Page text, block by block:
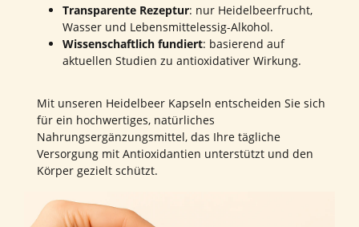
Transparente Rezeptur: nur Heidelbeerfrucht,
Wasser und Lebensmittelessig-Alkohol.
Wissenschaftlich fundiert: basierend auf
aktuellen Studien zu antioxidativer Wirkung.
Mit unseren Heidelbeer Kapseln entscheiden Sie sich
für ein hochwertiges, natürliches
Nahrungsergänzungsmittel, das Ihre tägliche
Versorgung mit Antioxidantien unterstützt und den
Körper gezielt schützt.